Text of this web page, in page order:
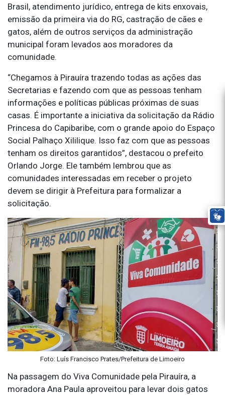
Brasil, atendimento jurídico, entrega de kits enxovais,
emissão da primeira via do RG, castração de cães e
gatos, além de outros serviços da administração
municipal foram levados aos moradores da
comunidade.
“Chegamos à Pirauíra trazendo todas as ações das
Secretarias e fazendo com que as pessoas tenham
informações e políticas públicas próximas de suas
casas. É importante a iniciativa da solicitação da Rádio
Princesa do Capibaribe, com o grande apoio do Espaço
Social Palhaço Xililique. Isso faz com que as pessoas
tenham os direitos garantidos”, destacou o prefeito
Orlando Jorge. Ele também lembrou que as
comunidades interessadas em receber o projeto
devem se dirigir à Prefeitura para formalizar a
solicitação.
Foto: Luís Francisco Prates/Prefeitura de Limoeiro
Na passagem do Viva Comunidade pela Pirauíra, a
moradora Ana Paula aproveitou para levar dois gatos